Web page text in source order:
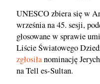
UNESCO zbiera się w
września na 45. sesji,
głosowane w sprawie
Liście Światowego
zgłosiłanominację
na Tell es-Sultan.